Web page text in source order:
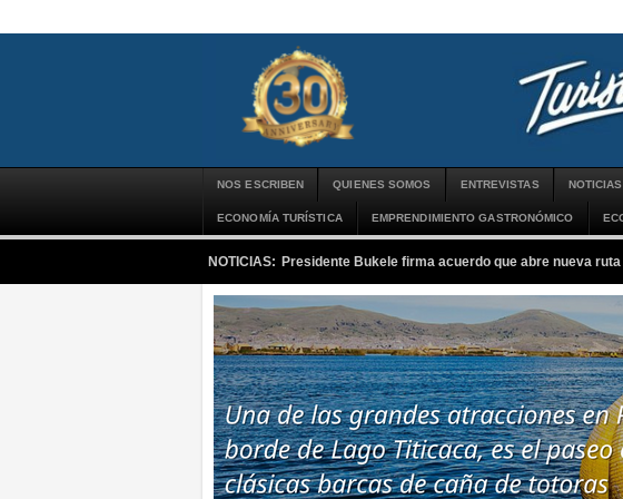
NOS ESCRIBEN QUIENES SOMOS ENTREVISTAS
ECONOMÍA TURÍSTICA EMPRENDIMIENTO GASTRONÓMICO
NOTICIAS: Presidente Bukele firma acuerdo que abre nueva